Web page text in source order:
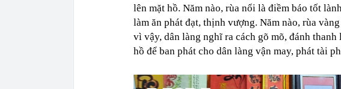
lên mặt hồ. Năm nào, rùa nổi là điềm báo tốt
làm ăn phát đạt, thịnh vượng. Năm nào, rùa
vì vậy, dân làng nghĩ ra cách gõ mõ, đánh
hồ để ban phát cho dân làng vận may, phát tài